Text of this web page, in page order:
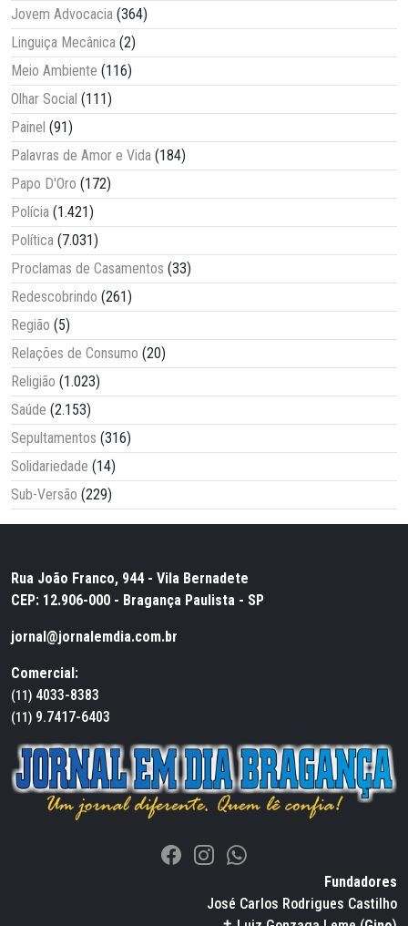
Jovem Advocacia (364)
Linguiça Mecânica (2)
Meio Ambiente (116)
Olhar Social (111)
Painel (91)
Palavras de Amor e Vida (184)
Papo D'Oro (172)
Polícia (1.421)
Política (7.031)
Proclamas de Casamentos (33)
Redescobrindo (261)
Região (5)
Relações de Consumo (20)
Religião (1.023)
Saúde (2.153)
Sepultamentos (316)
Solidariedade (14)
Sub-Versão (229)
Rua João Franco, 944 - Vila Bernadete
CEP: 12.906-000 - Bragança Paulista - SP
jornal@jornalemdia.com.br
Comercial:
(11) 4033-8383
(11) 9.7417-6403
Fundadores
José Carlos Rodrigues Castilho